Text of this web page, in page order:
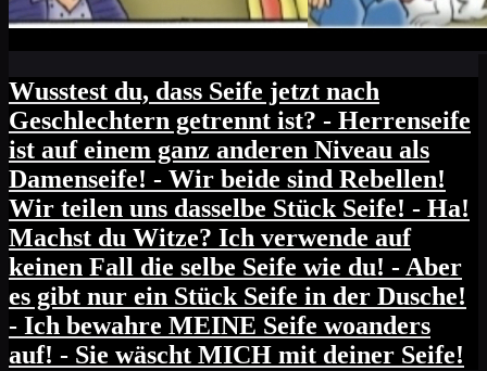
Wusstest du, dass Seife jetzt nach
Geschlechtern getrennt ist? - Herrenseife
ist auf einem ganz anderen Niveau als
Damenseife! - Wir beide sind Rebellen!
Wir teilen uns dasselbe Stück Seife! - Ha!
Machst du Witze? Ich verwende auf
keinen Fall die selbe Seife wie du! - Aber
es gibt nur ein Stück Seife in der Dusche!
- Ich bewahre MEINE Seife woanders
auf! - Sie wäscht MICH mit deiner Seife!